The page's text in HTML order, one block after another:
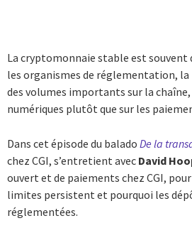
La cryptomonnaie stable est souvent
les organismes de réglementation,
des volumes importants sur la
numériques plutôt que sur les
Dans cet épisode du baladoDe la
chez CGI, s’entretient avec David
ouvert et de paiements chez CGI,
limites persistent et pourquoi les
réglementées.